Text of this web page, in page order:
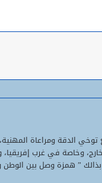
توخي الدقة ومراعاة
وخاصة في غرب
” همزة وصل بين الوطن
الحوض
سنوات
استقلالية
“بنكيلي”